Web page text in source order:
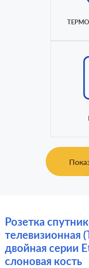
Розетка
телевизионная
двойная серии
слоновая кость